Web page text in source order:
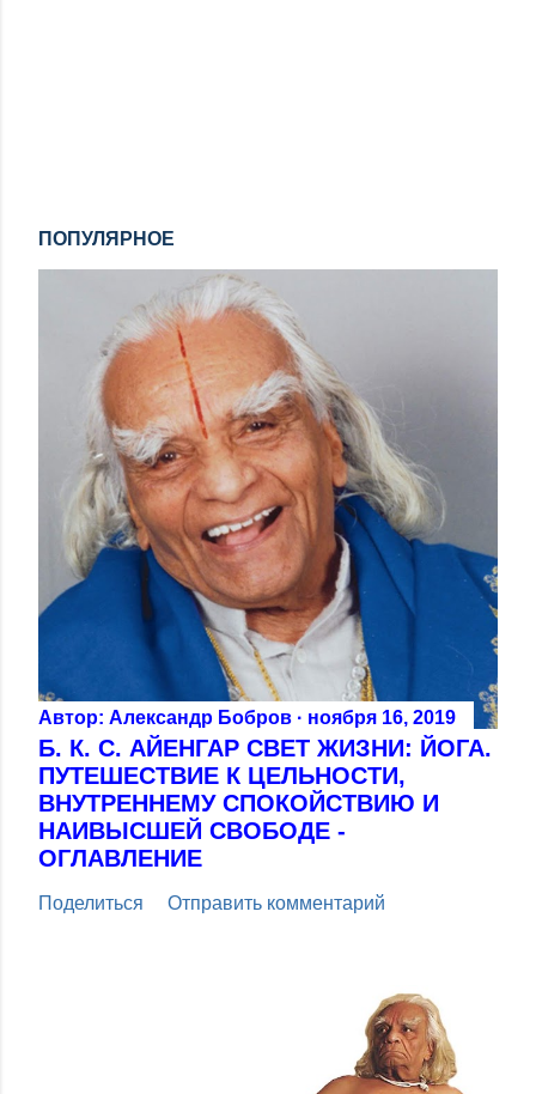
ПОПУЛЯРНОЕ
Автор: Александр Бобров ноября 16, 2019
Б. К. С. АЙЕНГАР СВЕТ ЖИЗНИ: ЙОГА.
ПУТЕШЕСТВИЕ К ЦЕЛЬНОСТИ,
ВНУТРЕННЕМУ СПОКОЙСТВИЮ И
НАИВЫСШЕЙ СВОБОДЕ -
ОГЛАВЛЕНИЕ
Поделиться Отправить комментарий